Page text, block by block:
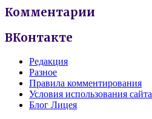
Комментарии
ВКонтакте
Редакция
Разное
Правила комментирования
Условия использования сайта
Блог Лицея